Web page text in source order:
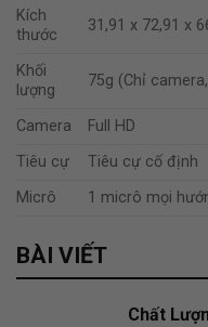
Kích
thước
31,91 x 72,91 x
Khối
lượng
75g (Chỉ
Camera
Full HD
Tiêu cự
Tiêu cự cố định
Micrô
1 micrô mọi
BÀI VIẾT
Chất